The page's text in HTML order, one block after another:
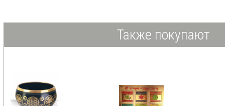
Также покупают